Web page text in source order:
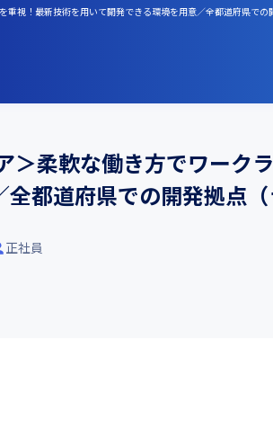
視！最新技術を用いて開発できる環境を用意／全都道府県で
柔軟な働き方でワーク
都道府県での開発拠点
正社員